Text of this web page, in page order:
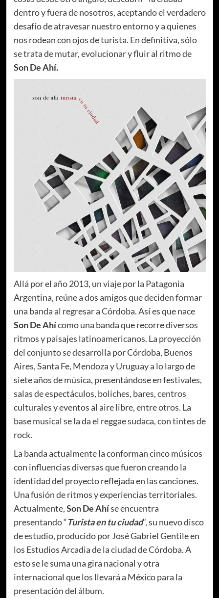
dentro y fuera de nosotros, aceptando el verdadero
desafío de atravesar nuestro entorno y a quienes
nos rodean con ojos de turista. En definitiva, sólo
se trata de mutar, evolucionar y fluir al ritmo de
Son De Ahí.
Allá por el año 2013, un viaje por la Patagonia
Argentina, reúne a dos amigos que deciden formar
una banda al regresar a Córdoba. Así es que nace
Son De Ahícomo una banda que recorre diversos
ritmos y paisajes latinoamericanos. La proyección
del conjunto se desarrolla por Córdoba, Buenos
Aires, Santa Fe, Mendoza y Uruguay a lo largo de
siete años de música, presentándose en festivales,
salas de espectáculos, boliches, bares, centros
culturales y eventos al aire libre, entre otros. La
base musical se la da el reggae sudaca, con tintes de
rock.
La banda actualmente la conforman cinco músicos
con influencias diversas que fueron creando la
identidad del proyecto reflejada en las canciones.
Una fusión de ritmos y experiencias territoriales.
Actualmente,Son De Ahíse encuentra
presentando “Turista en tu ciudad”, su nuevo disco
de estudio, producido por José Gabriel Gentile en
los Estudios Arcadia de la ciudad de Córdoba. A
esto se le suma una gira nacional y otra
internacional que los llevará a México para la
presentación del álbum.